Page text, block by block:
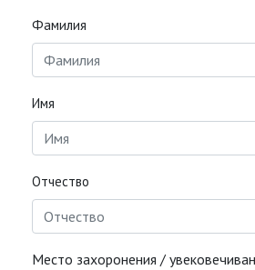
Фамилия
Имя
Отчество
Место захоронения /